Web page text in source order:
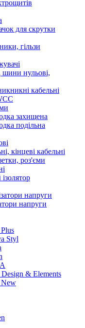
для скрутки
гільзи
шини нульові,
кабельнi
захищена
подільна
кінцеві кабельні
роз'єми
напруги
напруги
Styl
Design & Elements
New